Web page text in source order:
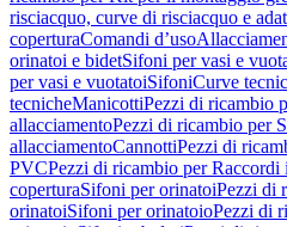
risciacquo, curve di risciacquo e
coperturaComandi d’uso
orinatoi e bidetSifoni per vasi e
per vasi e vuotatoiSifoniCurve
tecnicheManicottiPezzi di ricambio
allacciamentoPezzi di ricambio per
allacciamentoCannottiPezzi di
PVCPezzi di ricambio per Raccordi
coperturaSifoni per orinatoiPezzi di
orinatoiSifoni per orinatoioPezzi di